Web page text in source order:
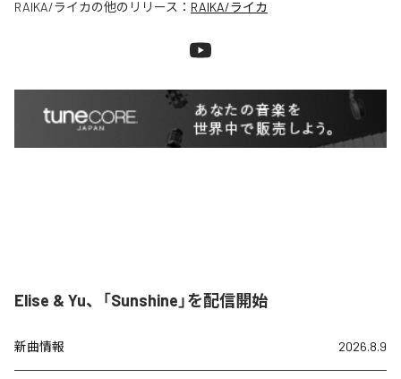
RAIKA/ライカの他のリリース： RAIKA/ライカ
Elise & Yu、「Sunshine」を配信開始
新曲情報 2026.8.9